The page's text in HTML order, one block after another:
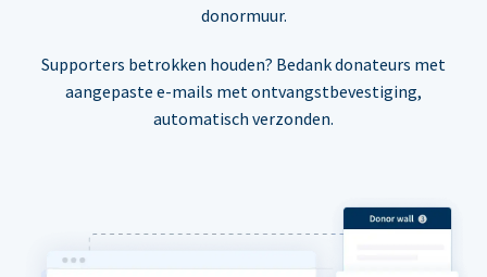
donormuur.
Supporters betrokken houden? Bedank donateurs met
aangepaste e-mails met ontvangstbevestiging,
automatisch verzonden.